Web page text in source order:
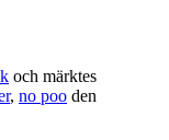
och märktes
, no poo den